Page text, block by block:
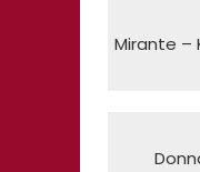
Mirante –